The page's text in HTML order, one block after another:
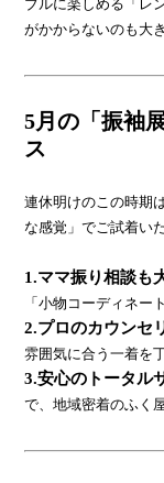
ブルに楽しめる「レ
がかからないのも大
5月の「振袖
ス
連休明けのこの時期
な感覚」でご試着い
1.ママ振り相談も
「小物コーディネー
2.プロのカウンセ
雰囲気に合う一着を
3.安心のトータル
で、地域密着のふく